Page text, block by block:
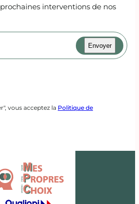
interventions de nos
vous acceptez la Politique de